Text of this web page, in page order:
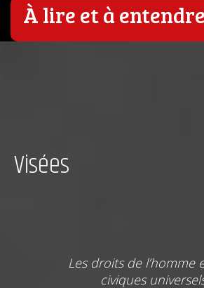
À lire et à
Visées
Les droits de l’homme
civiques